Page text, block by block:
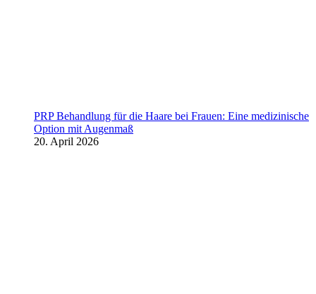
PRP Behandlung für die Haare bei Frauen: Eine medizinische
Option mit Augenmaß
20. April 2026